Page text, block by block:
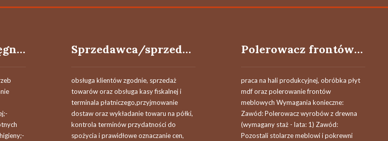
Pielęgniarz/ pielęgniarka w żłobku Sprzedawca/sprzedawczyni
obsługa klientów zgodnie, sprzedaż
towarów oraz obsługa kasy fiskalnej i
terminala płatniczego,przyjmowanie
dostaw oraz wykładanie towaru na półki,
kontrola terminów przydatności do
spożycia i prawidłowe oznaczanie cen,
Polerowacz frontów meblowych (k/m)
praca na hali produkcyjnej, obróbka płyt
mdf oraz polerowanie frontów
meblowych Wymagania konieczne:
Zawód: Polerowacz wyrobów z drewna
(wymagany staż - lata: 1) Zawód:
Pozostali stolarze meblowi i pokrewni